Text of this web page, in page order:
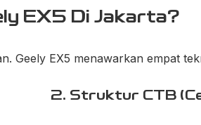
EX5 Di Jakarta?
Geely EX5 menawarkan empat
2. Struktur CTB